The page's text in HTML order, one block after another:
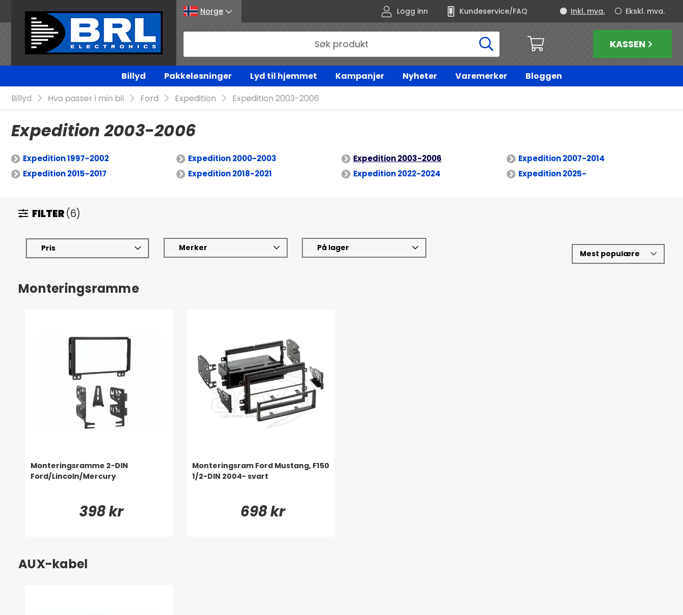
Norge Logg inn Kundeservice/FAQ Ekskl. mva.
Inkl. mva.
KASSEN
Billyd Pakkeløsninger Lyd til hjemmet Kampanjer Nyheter Varemerker
Bloggen
Billyd
Hva passer i min bil Ford Expedition Expedition 2003-2006
Expedition 2003-2006
Expedition 1997-2002 Expedition 2000-2003 Expedition 2003-2006
Expedition 2007-2014
Expedition 2015-2017
Expedition 2018-2021 Expedition 2022-2024 Expedition 2025-
FILTER(6)
Pris Merker På lager
Monteringsramme
Monteringsramme 2-DIN
Ford/Lincoln/Mercury
398 kr
Monteringsram Ford Mustang, F150
1/2-DIN 2004- svart
698 kr
AUX-kabel